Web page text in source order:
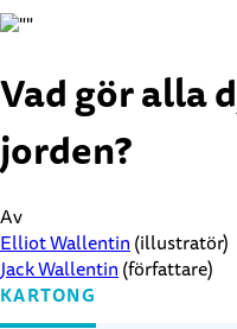
Vad gör alla
jorden?
Av
Elliot Wallentin (illustratör)
Jack Wallentin (författare)
KARTONG